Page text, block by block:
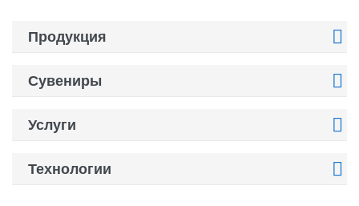
Продукция 
Сувениры 
Услуги 
Технологии 